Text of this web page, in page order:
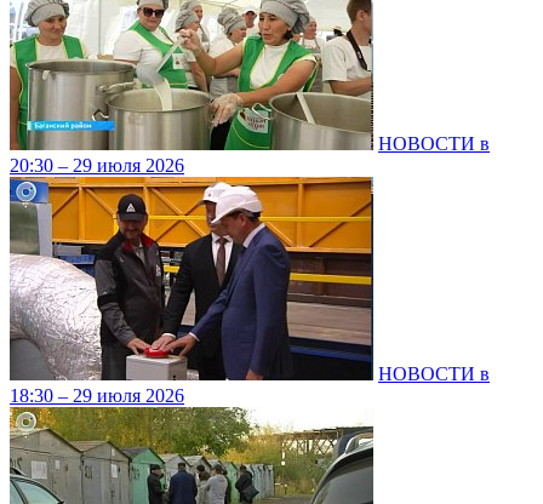
НОВОСТИ в
20:30 – 29 июля 2026
НОВОСТИ в
18:30 – 29 июля 2026